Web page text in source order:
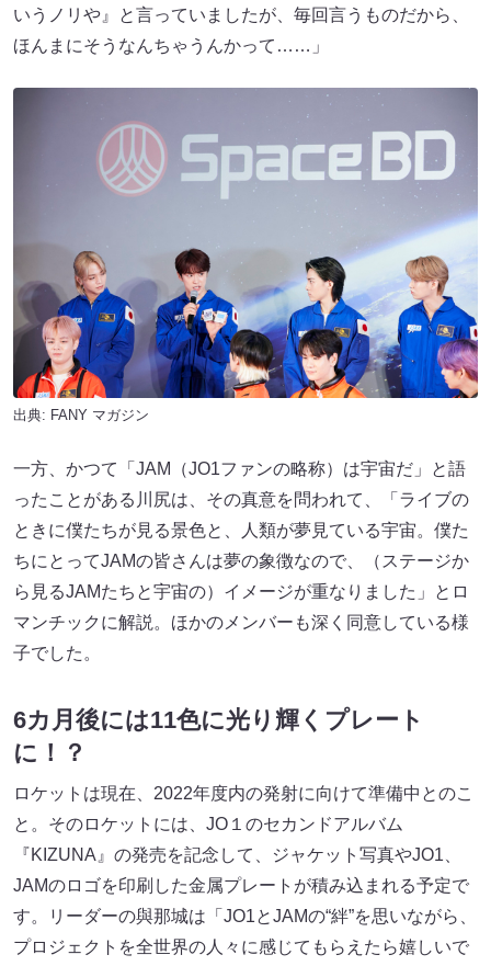
いうノリや』と言っていましたが、毎回言うものだから、
ほんまにそうなんちゃうんかって……」
出典: FANY マガジン
一方、かつて「JAM（JO1ファンの略称）は宇宙だ」と語
ったことがある川尻は、その真意を問われて、「ライブの
ときに僕たちが見る景色と、人類が夢見ている宇宙。僕た
ちにとってJAMの皆さんは夢の象徴なので、（ステージか
ら見るJAMたちと宇宙の）イメージが重なりました」とロ
マンチックに解説。ほかのメンバーも深く同意している様
子でした。
6カ月後には11色に光り輝くプレート
に！？
ロケットは現在、2022年度内の発射に向けて準備中とのこ
と。そのロケットには、JO１のセカンドアルバム
『KIZUNA』の発売を記念して、ジャケット写真やJO1、
JAMのロゴを印刷した金属プレートが積み込まれる予定で
す。リーダーの與那城は「JO1とJAMの“絆”を思いながら、
プロジェクトを全世界の人々に感じてもらえたら嬉しいで